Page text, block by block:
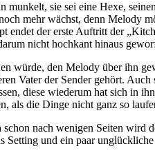
munkelt, sie sei eine Hexe,
mehr wächst, denn
der erste Auftritt der
nicht hochkant hinaus
würde, den Melody über ihn
Vater der Sender gehört.
diese wiederum hat sich in
als die Dinge nicht ganz so
nach wenigen Seiten wird
und ein paar